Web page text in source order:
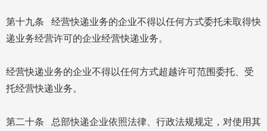
第十九条 经营快递业务的企业不得以任何方式委托未取得快
递业务经营许可的企业经营快递业务。
经营快递业务的企业不得以任何方式超越许可范围委托、受
托经营快递业务。
第二十条 总部快递企业依照法律、行政法规规定，对使用其